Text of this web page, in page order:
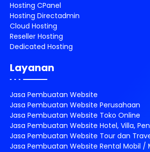
Hosting CPanel
Hosting Directadmin
Cloud Hosting
Reseller Hosting
Dedicated Hosting
Layanan
Jasa Pembuatan Website
Jasa Pembuatan Website Perusahaan
Jasa Pembuatan Website Toko Online
Jasa Pembuatan Website Hotel, Villa,
Jasa Pembuatan Website Tour dan
Jasa Pembuatan Website Rental Mobil /